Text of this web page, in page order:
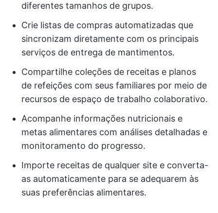
diferentes tamanhos de grupos.
Crie listas de compras automatizadas que
sincronizam diretamente com os principais
serviços de entrega de mantimentos.
Compartilhe coleções de receitas e planos
de refeições com seus familiares por meio de
recursos de espaço de trabalho colaborativo.
Acompanhe informações nutricionais e
metas alimentares com análises detalhadas e
monitoramento do progresso.
Importe receitas de qualquer site e converta-
as automaticamente para se adequarem às
suas preferências alimentares.